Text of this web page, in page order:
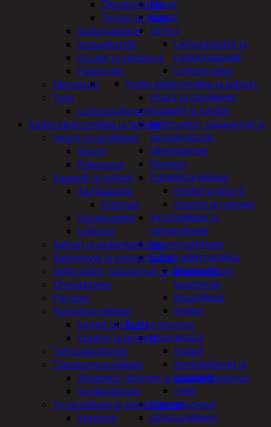
Kissat
Koirat
Linnut
Linnunpöntöt ja
ruokintalaudat
Linnunruoka
Kodin elektroniikka ja laitteet
Imurit ja tarvikkeet
Kaapelit ja johdot
Kelloradiot, sääasemat ja
lämpömittarit
Oheislaitteet
Paristot
Puhelintarvikkeet
Johdot ja laturit
Kotelot ja telineet
Tv-tarvikkeet ja
seinätelineet
Varavirtalaitteet
Viihde-elektroniikka
Bluetooth
kaiuttimet
Kuulokkeet
Radiot
Koti ja sisustus
Huonekalut
Kaapit
Kenkätelineet ja
naulakot
Peilit
Huonetuoksut
Juhlatarvikkeet
Oksakoristeet
Tontut ja muut
Joulumakeiset
Joulutekstiilit
Kuuset ja valopuut
Paketointi
Marjastus
Talvi
Lumityövälineet
Kodin elektroniikka ja laitteet
Imurit ja tarvikkeet
Imurit
Pölypussit
Kaapelit ja johdot
Äänikaapelit
Liittimet
Datakaapelit
Liittimet
Kahvin ja vedenkeittimet
Keittolevyt ja paistoraudat
Kelloradiot, sääasemat ja lämpömittarit
Oheislaitteet
Paristot
Puhelintarvikkeet
Johdot ja laturit
Kotelot ja telineet
Tehosekoittimet
Tietokonetarvikkeet
Adapterit, liittimet ja telakointiasemat
Verkkolaitteet
Tv-tarvikkeet ja seinätelineet
Antennit